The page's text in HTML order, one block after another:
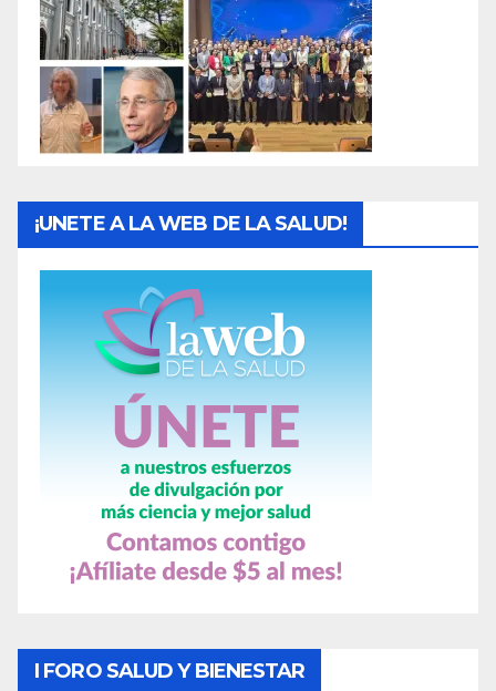
¡UNETE A LA WEB DE LA SALUD!
I FORO SALUD Y BIENESTAR